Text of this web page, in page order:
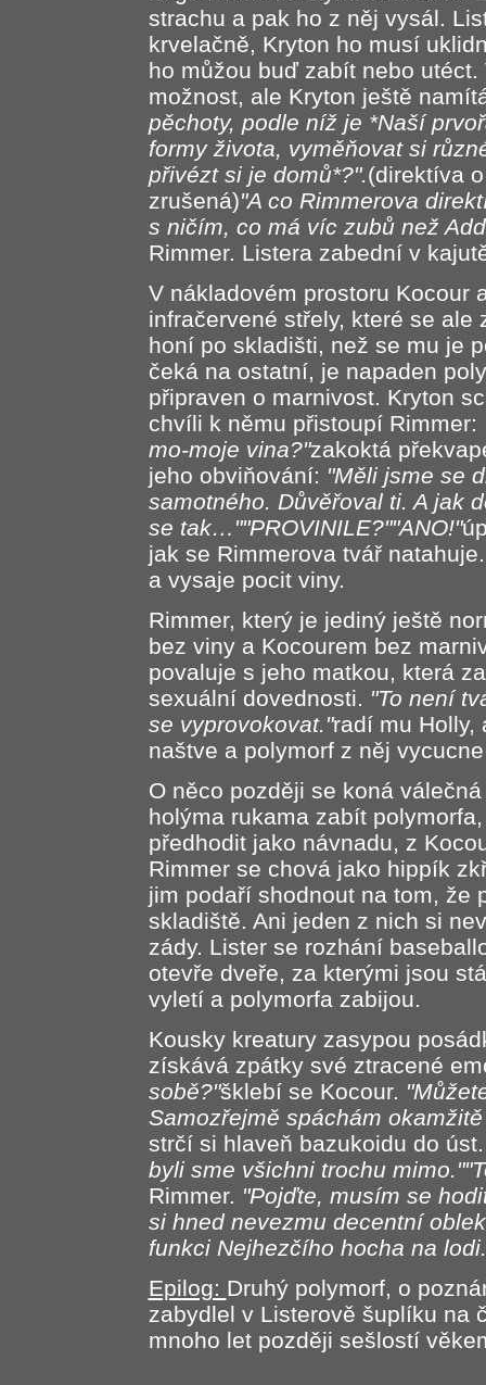
strachu a pak ho z něj vysál.
krvelačně, Kryton ho musí
ho můžou buď zabít nebo
možnost, ale Kryton ještě
pěchoty, podle níž je *Naší
formy života, vyměňovat si
přivézt si je domů*?".(direktíva
zrušená)"A co Rimmerova
s ničím, co má víc zubů než
Rimmer. Listera zabední v
V nákladovém prostoru Kocour
infračervené střely, které se
honí po skladišti, než se mu je
čeká na ostatní, je napaden
připraven o marnivost. Kryton
chvíli k němu přistoupí Rimmer:
mo-moje vina?"zakoktá
jeho obviňování: "Měli jsme se
samotného. Důvěřoval ti. A jak
se tak…""PROVINILE?""ANO!"
jak se Rimmerova tvář
a vysaje pocit viny.
Rimmer, který je jediný ještě
bez viny a Kocourem bez
povaluje s jeho matkou, která
sexuální dovednosti. "To není
se vyprovokovat."radí mu Holly,
naštve a polymorf z něj
O něco později se koná
holýma rukama zabít
předhodit jako návnadu, z
Rimmer se chová jako hippík
jim podaří shodnout na tom, že
skladiště. Ani jeden z nich si
zády. Lister se rozhání
otevře dveře, za kterými jsou
vyletí a polymorfa zabijou.
Kousky kreatury zasypou
získává zpátky své ztracené
sobě?"šklebí se Kocour.
Samozřejmě spáchám
strčí si hlaveň bazukoidu do
byli sme všichni trochu
Rimmer. "Pojďte, musím se
si hned nevezmu decentní
funkci Nejhezčího hocha na
Epilog: Druhý polymorf, o
zabydlel v Listerově šuplíku na
mnoho let později sešlostí